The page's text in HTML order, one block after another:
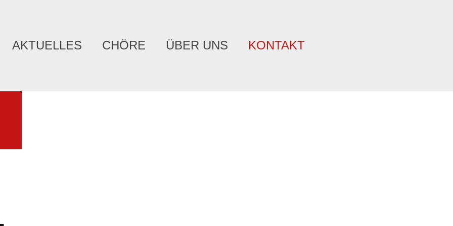
AKTUELLES CHÖRE ÜBER UNS KONTAKT